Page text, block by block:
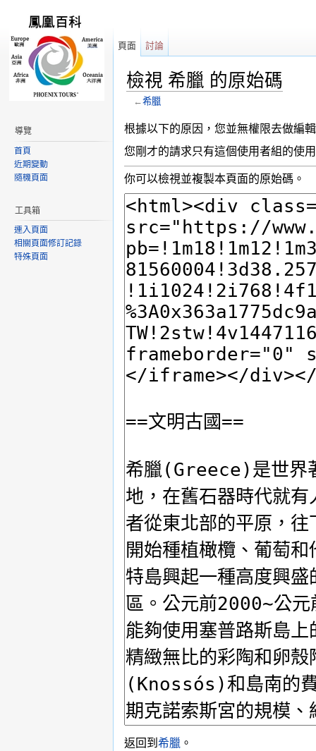
檢視 希臘 的原始碼
←希臘
根據以下的原因，您並無權限去做編
您剛才的請求只有這個使用者組的使
你可以檢視並複製本頁面的原始碼。
返回到 希臘 。
頁面 討論
導覽
首頁
近期變動
隨機頁面
工具箱
連入頁面
相關頁面修訂記錄
特殊頁面